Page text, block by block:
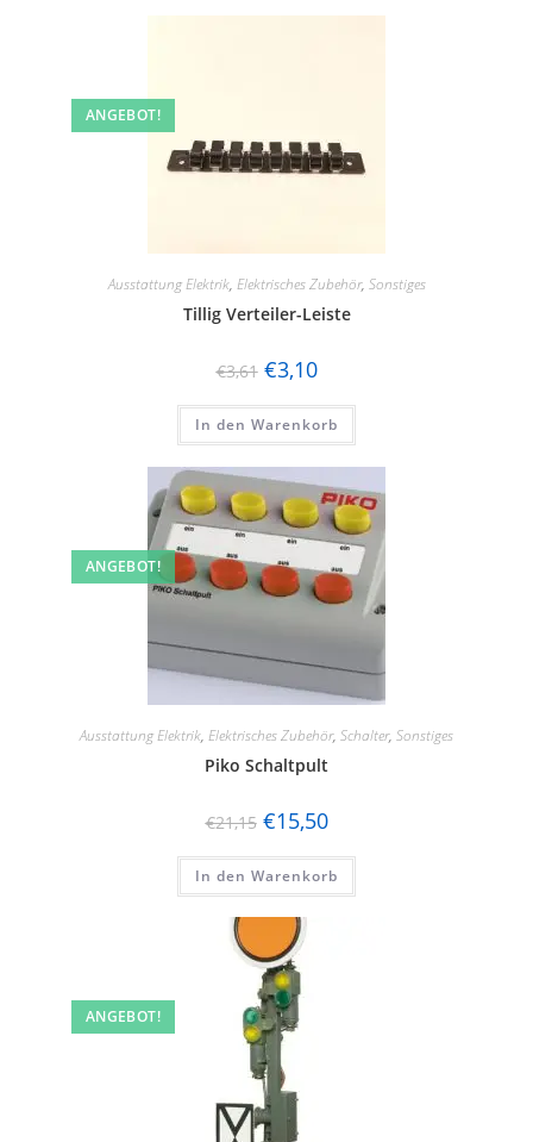
ANGEBOT!
Ausstattung Elektrik, Elektrisches Zubehör, Sonstiges
Tillig Verteiler-Leiste
€3,61 €3,10
In den Warenkorb
ANGEBOT!
Ausstattung Elektrik, Elektrisches Zubehör, Schalter, Sonstiges
Piko Schaltpult
€21,15 €15,50
In den Warenkorb
ANGEBOT!